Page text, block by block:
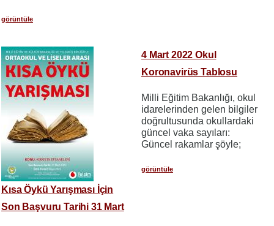
görüntüle
Kısa Öykü Yarışması İçin
Son Başvuru Tarihi 31 Mart
4 Mart 2022 Okul
Koronavirüs Tablosu
Milli Eğitim Bakanlığı, okul
idarelerinden gelen bilgiler
doğrultusunda okullardaki
güncel vaka sayıları:
Güncel rakamlar şöyle;
görüntüle